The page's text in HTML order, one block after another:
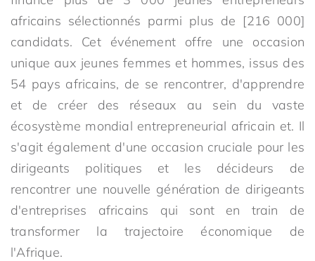
africains sélectionnés parmi plus de [216 000]
candidats. Cet événement offre une occasion
unique aux jeunes femmes et hommes, issus des
54 pays africains, de se rencontrer, d'apprendre
et de créer des réseaux au sein du vaste
écosystème mondial entrepreneurial africain et. Il
s'agit également d'une occasion cruciale pour les
dirigeants politiques et les décideurs de
rencontrer une nouvelle génération de dirigeants
d'entreprises africains qui sont en train de
transformer la trajectoire économique de
l'Afrique.